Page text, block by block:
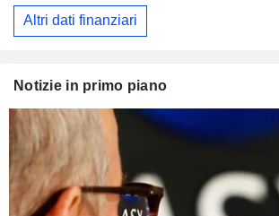
Altri dati finanziari
Notizie in primo piano